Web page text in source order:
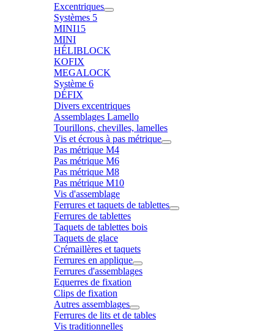
Excentriques
Systèmes 5
MINI15
MINI
HÉLIBLOCK
KOFIX
MEGALOCK
Système 6
DÉFIX
Divers excentriques
Assemblages Lamello
Tourillons, chevilles, lamelles
Vis et écrous à pas métrique
Pas métrique M4
Pas métrique M6
Pas métrique M8
Pas métrique M10
Vis d'assemblage
Ferrures et taquets de tablettes
Ferrures de tablettes
Taquets de tablettes bois
Taquets de glace
Crémaillères et taquets
Ferrures en applique
Ferrures d'assemblages
Equerres de fixation
Clips de fixation
Autres assemblages
Ferrures de lits et de tables
Vis traditionnelles